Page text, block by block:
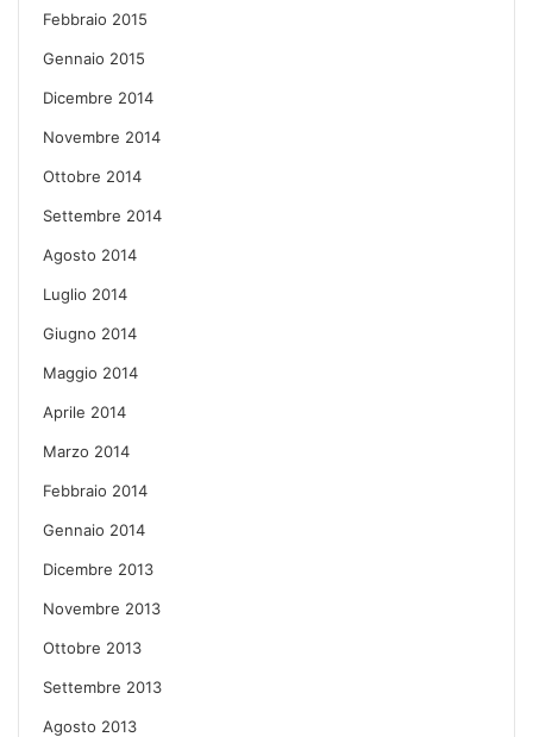
Febbraio 2015
Gennaio 2015
Dicembre 2014
Novembre 2014
Ottobre 2014
Settembre 2014
Agosto 2014
Luglio 2014
Giugno 2014
Maggio 2014
Aprile 2014
Marzo 2014
Febbraio 2014
Gennaio 2014
Dicembre 2013
Novembre 2013
Ottobre 2013
Settembre 2013
Agosto 2013